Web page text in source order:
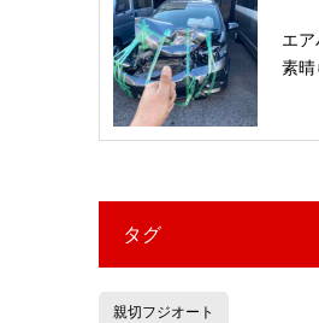
エ
素晴
タグ
親切フジオート